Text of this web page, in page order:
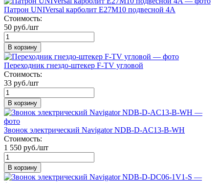
Патрон UNIVersal карболит Е27М10 подвесной 4A
Стоимость:
50 руб./шт
В корзину
Переходник гнездо-штекер F-TV угловой
Стоимость:
33 руб./шт
В корзину
Звонок электрический Navigator NDB-D-AC13-B-WH
Стоимость:
1 550 руб./шт
В корзину